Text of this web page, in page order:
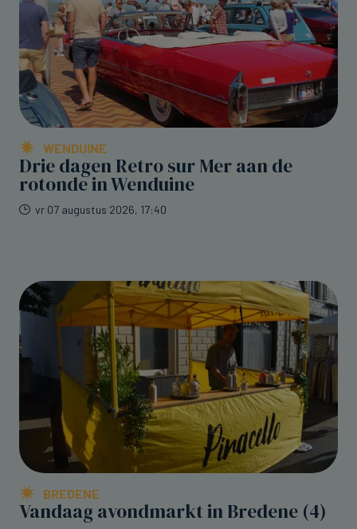
WENDUINE
Drie dagen Retro sur Mer aan de
rotonde in Wenduine
vr 07 augustus 2026, 17:40
BREDENE
Vandaag avondmarkt in Bredene (4)